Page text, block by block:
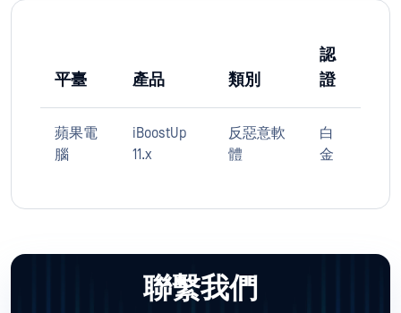
平臺 產品 類別
認
證
蘋果電
腦
iBoostUp
11.x
反惡意軟
體
白
金
聯繫我們